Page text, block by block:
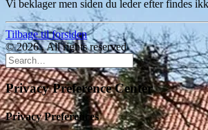
Vi beklager men siden du leder efter findes
Tilbage til forsiden
© 2026 . All rights reserved
Privacy Preference Center
Privacy Preferences